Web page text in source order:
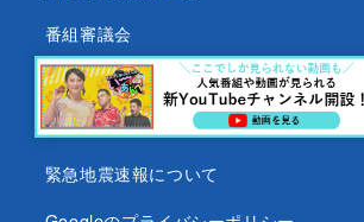
番組審議会
沖縄テレビ名義の後援依頼について
テレビ視聴データについて
緊急地震速報について